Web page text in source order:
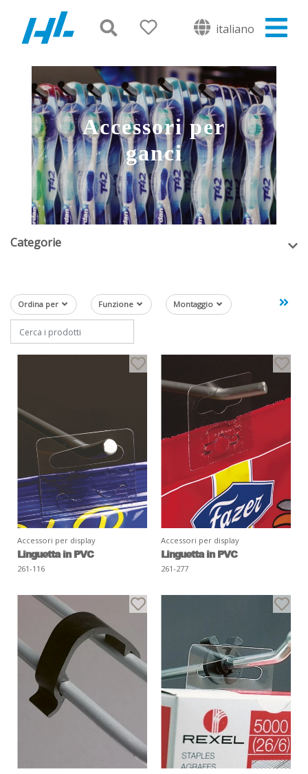
italiano
Accessori per
ganci
Categorie
Ordina per Funzione Montaggio
Accessori per display
Linguetta in PVC
261-116
Accessori per display
Linguetta in PVC
261-277